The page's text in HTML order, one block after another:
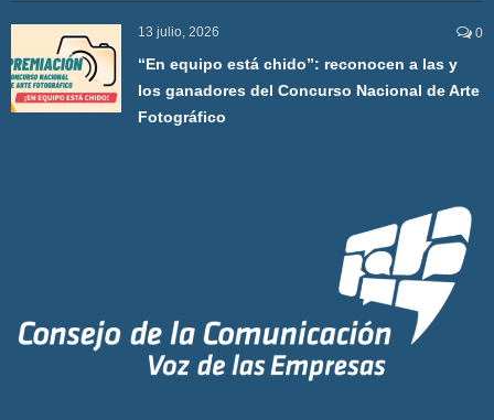
13 julio, 2026 0
“En equipo está chido”: reconocen a las y
los ganadores del Concurso Nacional de Arte
Fotográfico